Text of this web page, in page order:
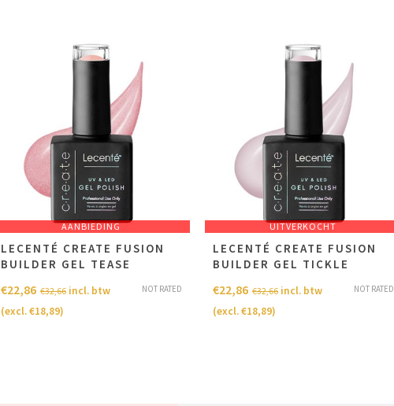
AANBIEDING
LECENTÉ CREATE FUSION
BUILDER GEL TEASE
NOT RATED
€32,66
€22,86
incl. btw
(excl.€18,89)
UITVERKOCHT
LECENTÉ CREATE FUSION
BUILDER GEL TICKLE
NOT RATED
€32,66
€22,86
incl. btw
(excl.€18,89)